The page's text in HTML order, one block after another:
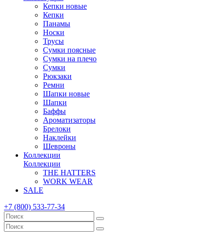
Кепки новые
Кепки
Панамы
Носки
Трусы
Сумки поясные
Сумки на плечо
Сумки
Рюкзаки
Ремни
Шапки новые
Шапки
Баффы
Ароматизаторы
Брелоки
Наклейки
Шевроны
Коллекции
Коллекции
THE HATTERS
WORK WEAR
SALE
+7 (800) 533-77-34